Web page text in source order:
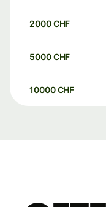
2000CHF
5000CHF
10000 CHF